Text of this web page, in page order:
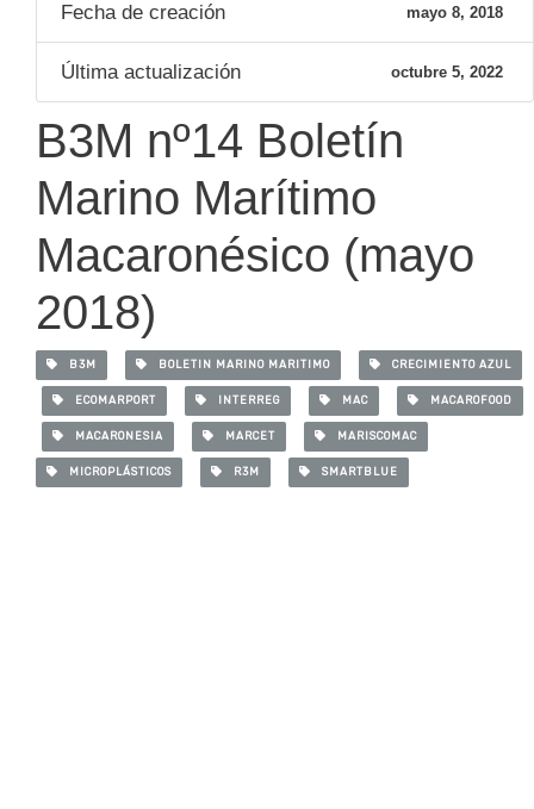
Fecha de creación mayo 8, 2018
Última actualización octubre 5, 2022
B3M nº14 Boletín
Marino Marítimo
Macaronésico (mayo
2018)
B3M BOLETIN MARINO MARITIMO CRECIMIENTO AZUL
ECOMARPORT INTERREG MAC MACAROFOOD
MACARONESIA MARCET MARISCOMAC
MICROPLÁSTICOS R3M SMARTBLUE